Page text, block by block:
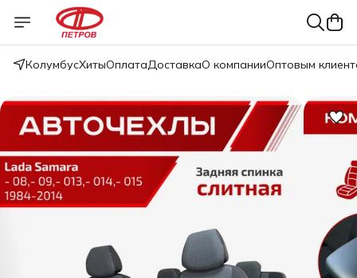
КолумбусХитыОплатаДоставкаО компанииОптовым